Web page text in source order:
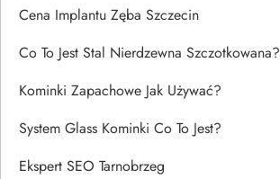
Cena Implantu Zęba Szczecin
Co To Jest Stal Nierdzewna Szczotkowana?
Kominki Zapachowe Jak Używać?
System Glass Kominki Co To Jest?
Ekspert SEO Tarnobrzeg